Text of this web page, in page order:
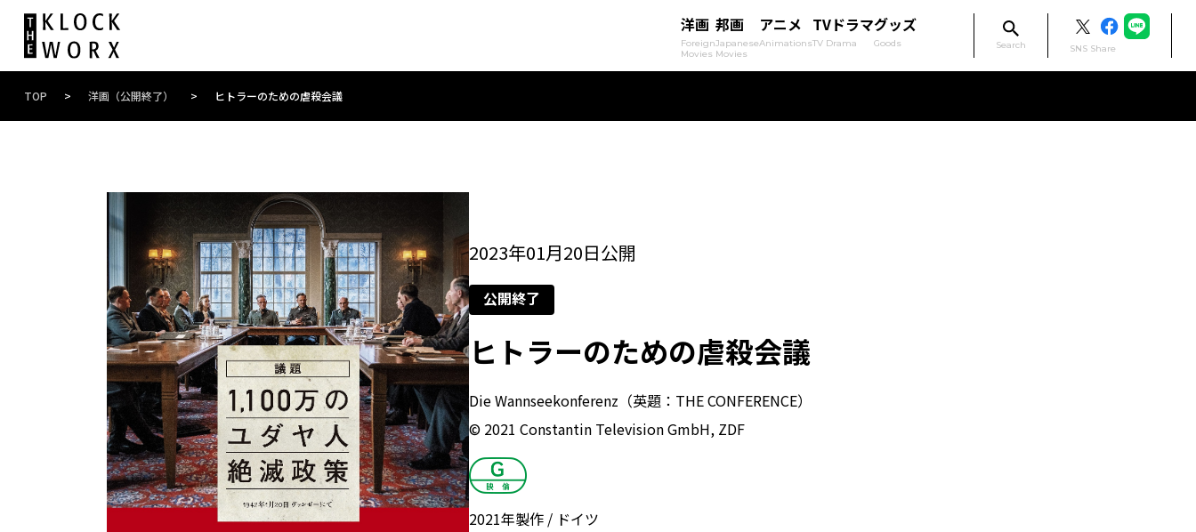
洋画
Foreign
Movies
邦画
Japanese
Movies
アニメ
Animations
TVドラマ
TV Drama
グッズ
Goods Search SNS Share
TOP > 洋画（公開終了） > ヒトラーのための虐殺会議
2023年01月20日公開
公開終了
ヒトラーのための虐殺会議
Die Wannseekonferenz（英題：THE CONFERENCE）
© 2021 Constantin Television GmbH, ZDF
2021年製作
ドイツ